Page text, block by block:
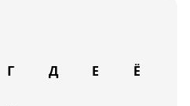
Г Д Е Ё